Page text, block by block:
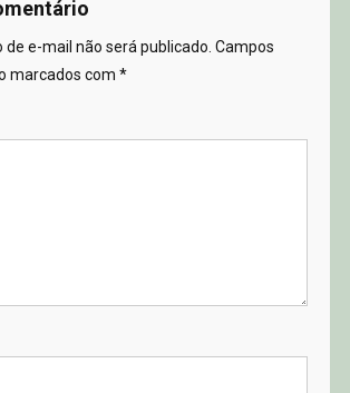
de e-mail não será publicado. Campos
marcados com *